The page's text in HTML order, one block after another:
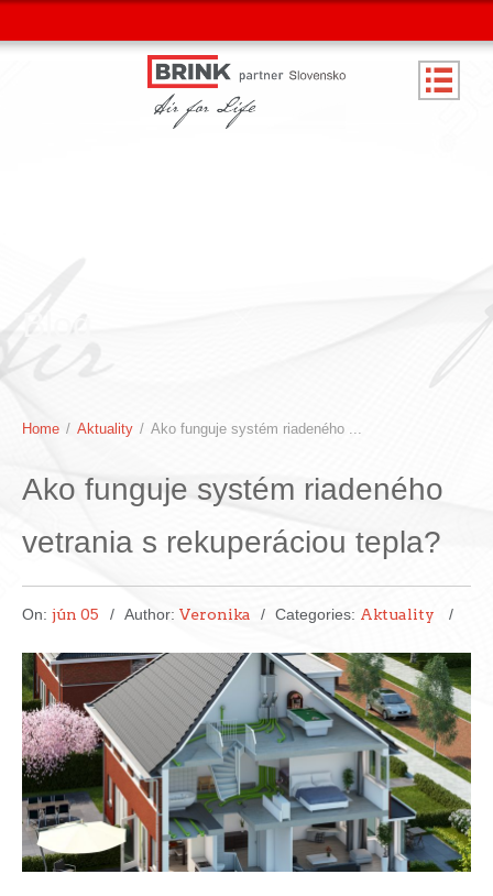
Blog
Home / Aktuality / Ako funguje systém riadeného ...
Ako funguje systém riadeného
vetrania s rekuperáciou tepla?
On: jún 05 Author: Veronika Categories: Aktuality